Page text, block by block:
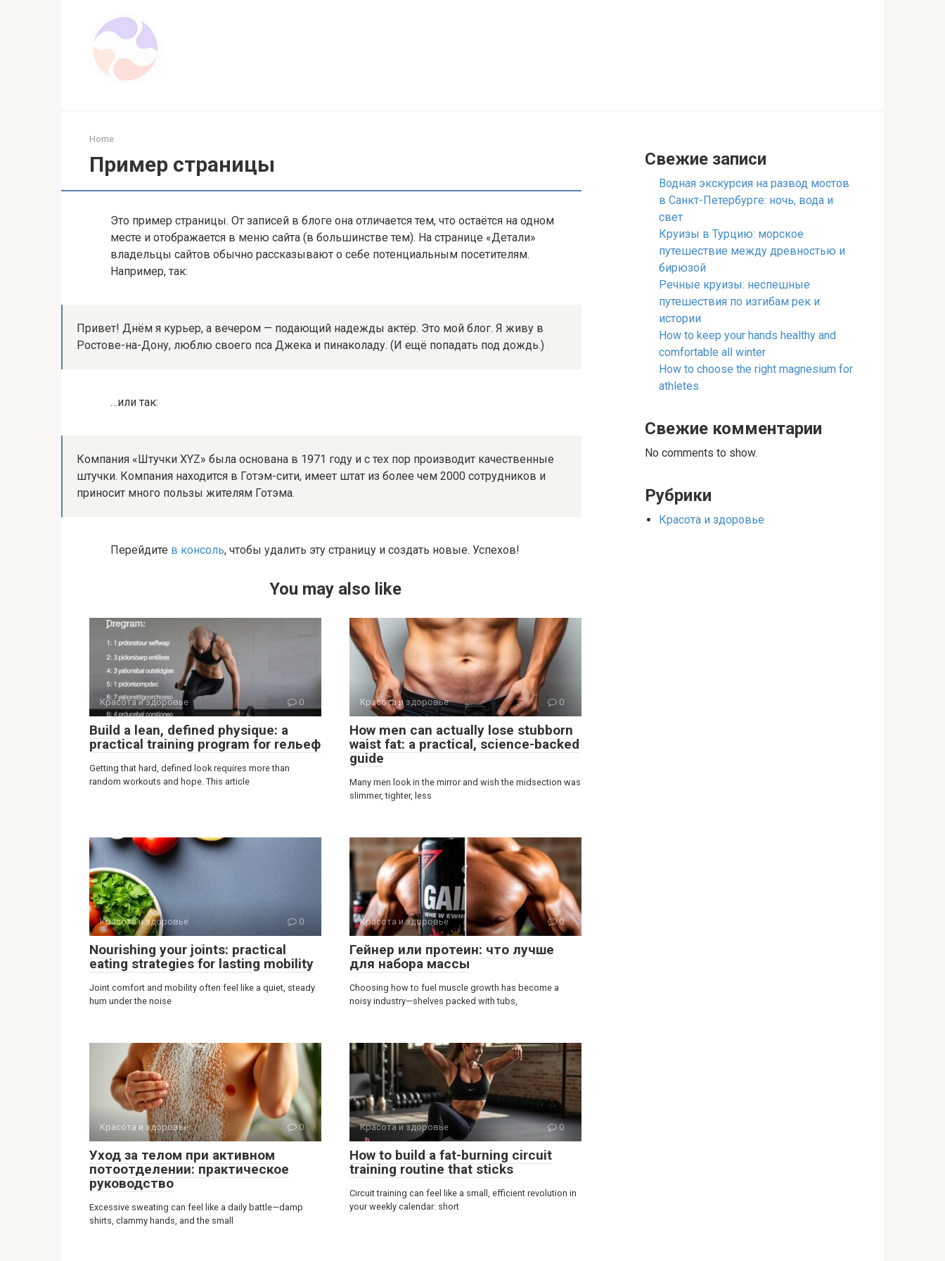
Home
Пример страницы
Это пример страницы. От записей в блоге она отличается тем, что остаётся на одном
месте и отображается в меню сайта (в большинстве тем). На странице «Детали»
владельцы сайтов обычно рассказывают о себе потенциальным посетителям.
Например, так:
Привет! Днём я курьер, а вечером — подающий надежды актёр. Это мой блог. Я живу в
Ростове-на-Дону, люблю своего пса Джека и пинаколаду. (И ещё попадать под дождь.)
…или так:
Компания «Штучки XYZ» была основана в 1971 году и с тех пор производит качественные
штучки. Компания находится в Готэм-сити, имеет штат из более чем 2000 сотрудников и
приносит много пользы жителям Готэма.
Перейдите в консоль, чтобы удалить эту страницу и создать новые. Успехов!
You may also like
Красота и здоровье 0
Build a lean, defined physique: a
practical training program for rельеф
Getting that hard, defined look requires more than
random workouts and hope. This article
Красота и здоровье 0
How men can actually lose stubborn
waist fat: a practical, science-backed
guide
Many men look in the mirror and wish the midsection was
slimmer, tighter, less
Красота и здоровье 0
Nourishing your joints: practical
eating strategies for lasting mobility
Joint comfort and mobility often feel like a quiet, steady
hum under the noise
Красота и здоровье 0
Гейнер или протеин: что лучше
для набора массы
Choosing how to fuel muscle growth has become a
noisy industry—shelves packed with tubs,
Красота и здоровье 0
Уход за телом при активном
потоотделении: практическое
руководство
Excessive sweating can feel like a daily battle—damp
shirts, clammy hands, and the small
Красота и здоровье 0
How to build a fat-burning circuit
training routine that sticks
Circuit training can feel like a small, efficient revolution in
your weekly calendar: short
Свежие записи
Водная экскурсия на развод мостов
в Санкт-Петербурге: ночь, вода и
свет
Круизы в Турцию: морское
путешествие между древностью и
бирюзой
Речные круизы: неспешные
путешествия по изгибам рек и
истории
How to keep your hands healthy and
comfortable all winter
How to choose the right magnesium for
athletes
Свежие комментарии
No comments to show.
Рубрики
Красота и здоровье